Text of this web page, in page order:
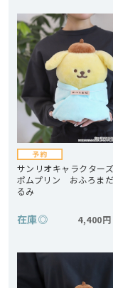
サンリオキャラクター
ポムプリン おふろま
るみ
在庫◎ 4,400円